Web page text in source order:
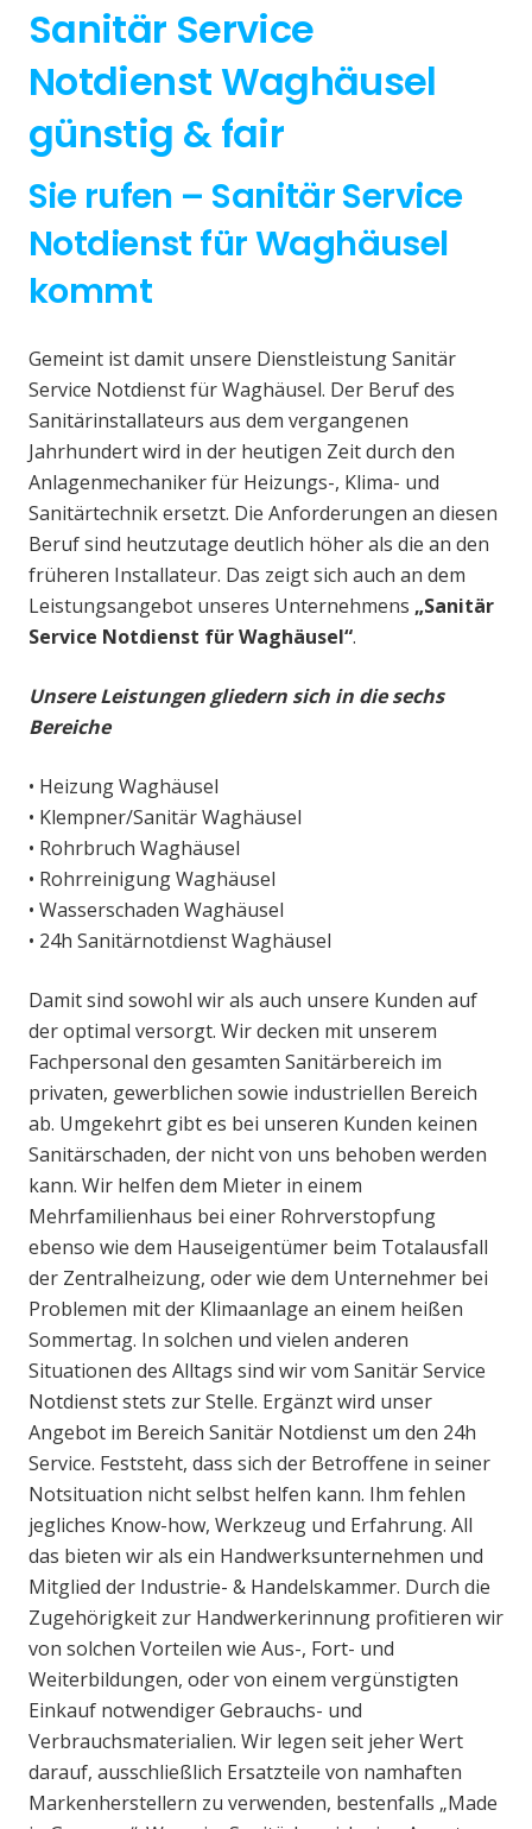
Sanitär Service
Notdienst Waghäusel
günstig & fair
Sie rufen – Sanitär Service
Notdienst für Waghäusel
kommt
Gemeint ist damit unsere Dienstleistung Sanitär
Service Notdienst für Waghäusel. Der Beruf des
Sanitärinstallateurs aus dem vergangenen
Jahrhundert wird in der heutigen Zeit durch den
Anlagenmechaniker für Heizungs-, Klima- und
Sanitärtechnik ersetzt. Die Anforderungen an diesen
Beruf sind heutzutage deutlich höher als die an den
früheren Installateur. Das zeigt sich auch an dem
Leistungsangebot unseres Unternehmens „Sanitär
Service Notdienst für Waghäusel“.
Unsere Leistungen gliedern sich in die sechs
Bereiche
• Heizung Waghäusel
• Klempner/Sanitär Waghäusel
• Rohrbruch Waghäusel
• Rohrreinigung Waghäusel
• Wasserschaden Waghäusel
• 24h Sanitärnotdienst Waghäusel
Damit sind sowohl wir als auch unsere Kunden auf
der optimal versorgt. Wir decken mit unserem
Fachpersonal den gesamten Sanitärbereich im
privaten, gewerblichen sowie industriellen Bereich
ab. Umgekehrt gibt es bei unseren Kunden keinen
Sanitärschaden, der nicht von uns behoben werden
kann. Wir helfen dem Mieter in einem
Mehrfamilienhaus bei einer Rohrverstopfung
ebenso wie dem Hauseigentümer beim Totalausfall
der Zentralheizung, oder wie dem Unternehmer bei
Problemen mit der Klimaanlage an einem heißen
Sommertag. In solchen und vielen anderen
Situationen des Alltags sind wir vom Sanitär Service
Notdienst stets zur Stelle. Ergänzt wird unser
Angebot im Bereich Sanitär Notdienst um den 24h
Service. Feststeht, dass sich der Betroffene in seiner
Notsituation nicht selbst helfen kann. Ihm fehlen
jegliches Know-how, Werkzeug und Erfahrung. All
das bieten wir als ein Handwerksunternehmen und
Mitglied der Industrie- & Handelskammer. Durch die
Zugehörigkeit zur Handwerkerinnung profitieren wir
von solchen Vorteilen wie Aus-, Fort- und
Weiterbildungen, oder von einem vergünstigten
Einkauf notwendiger Gebrauchs- und
Verbrauchsmaterialien. Wir legen seit jeher Wert
darauf, ausschließlich Ersatzteile von namhaften
Markenherstellern zu verwenden, bestenfalls „Made